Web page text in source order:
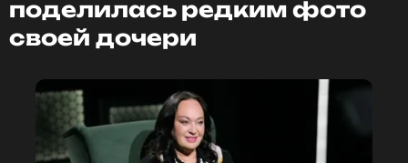
поделилась редким фото
своей дочери